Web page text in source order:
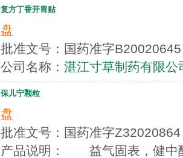
复方丁香开胃贴
盘
批准文号：国药准字
公司名称： 湛江寸草制药有限公
保儿宁颗粒
盘
批准文号：国药准字
产品说明： 益气固表，健中